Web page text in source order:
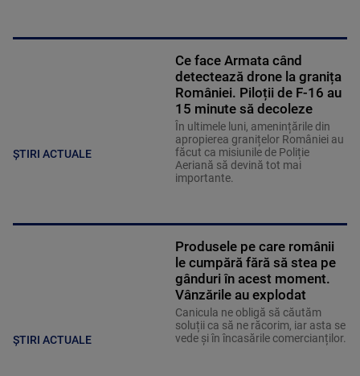
ȘTIRI ACTUALE
Ce face Armata când
detectează drone la granița
României. Piloții de F-16 au
15 minute să decoleze
În ultimele luni, amenințările din
apropierea granițelor României au
făcut ca misiunile de Poliție
Aeriană să devină tot mai
importante.
ȘTIRI ACTUALE
Produsele pe care românii
le cumpără fără să stea pe
gânduri în acest moment.
Vânzările au explodat
Canicula ne obligă să căutăm
soluții ca să ne răcorim, iar asta se
vede și în încasările comercianților.